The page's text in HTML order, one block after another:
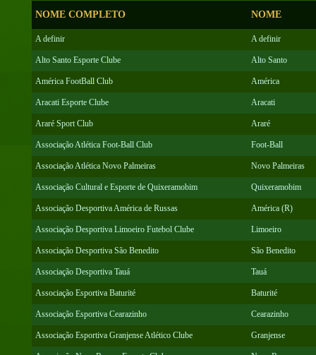
NOME COMPLETO NOME
A definir A definir
Alto Santo Esporte Clube Alto Santo
América FootBall Club América
Aracati Esporte Clube Aracati
Araré Sport Club Araré
Associação Atlética Foot-Ball Club Foot-Ball
Associação Atlética Novo Palmeiras Novo Palmeiras
Associação Cultural e Esporte de Quixeramobim Quixeramobim
Associação Desportiva América de Russas América (R)
Associação Desportiva Limoeiro Futebol Clube Limoeiro
Associação Desportiva São Benedito São Benedito
Associação Desportiva Tauá Tauá
Associação Esportiva Baturité Baturité
Associação Esportiva Cearazinho Cearazinho
Associação Esportiva Granjense Atlético Clube Granjense